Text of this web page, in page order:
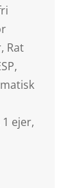
Rat
ejer,